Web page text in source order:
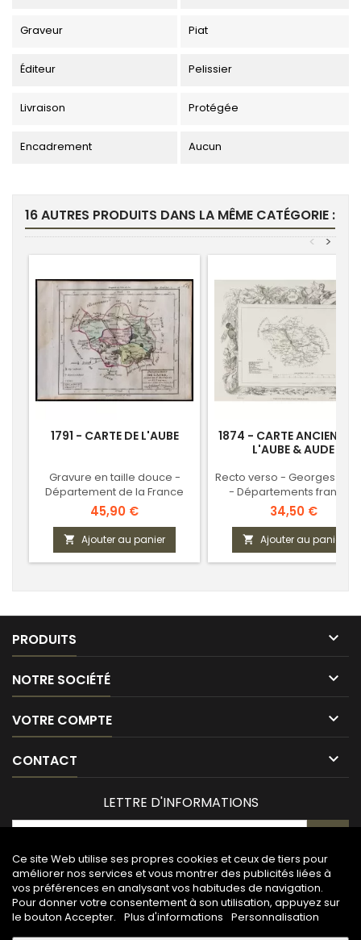
Graveur Piat
Éditeur Pelissier
Livraison Protégée
Encadrement Aucun
16 AUTRES PRODUITS DANS LA MÊME CATÉGORIE :
>
<
1791 - CARTE DE L'AUBE
Gravure en taille douce -
Département de la France
révolutionnaire
Prix
45,90 €
 Ajouter au panier
1874 - CARTE ANCIENNE
L'AUBE & AUDE
Recto verso - Georges
- Départements français
Prix
34,50 €
 Ajouter au panier
PRODUITS 
NOTRE SOCIÉTÉ 
VOTRE COMPTE 
CONTACT 
Ce site Web utilise ses propres cookies et ceux de tiers pour
améliorer nos services et vous montrer des publicités liées à
vos préférences en analysant vos habitudes de navigation.
Pour donner votre consentement à son utilisation, appuyez sur
le bouton Accepter. Plus d'informations Personnalisation
LETTRE D'INFORMATIONS